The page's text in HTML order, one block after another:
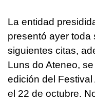
La entidad
presentó ayer toda
siguientes citas,
Luns do Ateneo,
edición del
el 22 de octubre.